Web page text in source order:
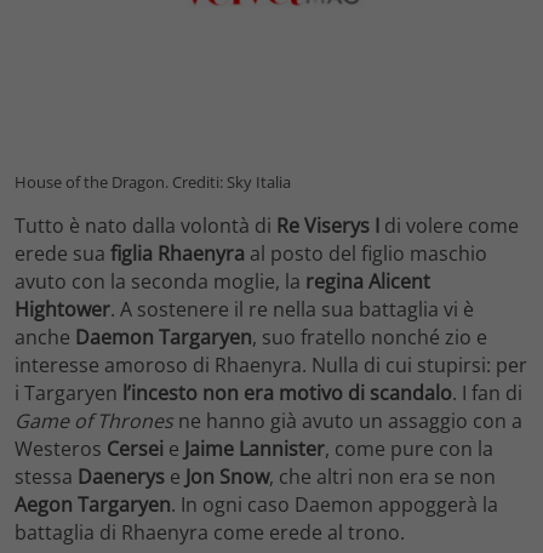
House of the Dragon. Crediti: Sky Italia
Tutto è nato dalla volontà di Re Viserys I di volere come
erede sua figlia Rhaenyra al posto del figlio maschio
avuto con la seconda moglie, la regina Alicent
Hightower. A sostenere il re nella sua battaglia vi è
anche Daemon Targaryen, suo fratello nonché zio e
interesse amoroso di Rhaenyra. Nulla di cui stupirsi: per
i Targaryen l’incesto non era motivo di scandalo. I fan di
Game of Thrones ne hanno già avuto un assaggio con a
Westeros Cersei e Jaime Lannister, come pure con la
stessa Daenerys e Jon Snow, che altri non era se non
Aegon Targaryen. In ogni caso Daemon appoggerà la
battaglia di Rhaenyra come erede al trono.